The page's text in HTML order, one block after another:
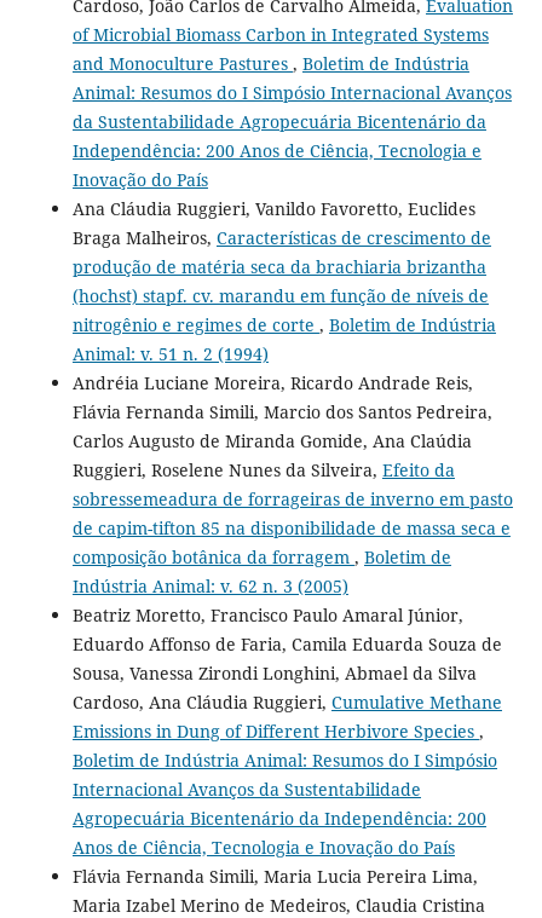
Cardoso, João Carlos de Carvalho Almeida, Evaluation
of Microbial Biomass Carbon in Integrated Systems
and Monoculture Pastures , Boletim de Indústria
Animal: Resumos do I Simpósio Internacional Avanços
da Sustentabilidade Agropecuária Bicentenário da
Independência: 200 Anos de Ciência, Tecnologia e
Inovação do País
Ana Cláudia Ruggieri, Vanildo Favoretto, Euclides
Braga Malheiros, Características de crescimento de
produção de matéria seca da brachiaria brizantha
(hochst) stapf. cv. marandu em função de níveis de
nitrogênio e regimes de corte , Boletim de Indústria
Animal: v. 51 n. 2 (1994)
Andréia Luciane Moreira, Ricardo Andrade Reis,
Flávia Fernanda Simili, Marcio dos Santos Pedreira,
Carlos Augusto de Miranda Gomide, Ana Claúdia
Ruggieri, Roselene Nunes da Silveira, Efeito da
sobressemeadura de forrageiras de inverno em pasto
de capim-tifton 85 na disponibilidade de massa seca e
composição botânica da forragem , Boletim de
Indústria Animal: v. 62 n. 3 (2005)
Beatriz Moretto, Francisco Paulo Amaral Júnior,
Eduardo Affonso de Faria, Camila Eduarda Souza de
Sousa, Vanessa Zirondi Longhini, Abmael da Silva
Cardoso, Ana Cláudia Ruggieri, Cumulative Methane
Emissions in Dung of Different Herbivore Species ,
Boletim de Indústria Animal: Resumos do I Simpósio
Internacional Avanços da Sustentabilidade
Agropecuária Bicentenário da Independência: 200
Anos de Ciência, Tecnologia e Inovação do País
Flávia Fernanda Simili, Maria Lucia Pereira Lima,
Maria Izabel Merino de Medeiros, Claudia Cristina